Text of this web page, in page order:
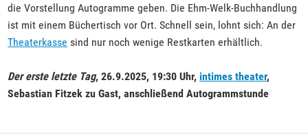
die Vorstellung Autogramme geben. Die Ehm-Welk-Buchhandlung
ist mit einem Büchertisch vor Ort. Schnell sein, lohnt sich: An der
Theaterkasse sind nur noch wenige Restkarten erhältlich.
Der erste letzte Tag, 26.9.2025, 19:30 Uhr,intimes theater,
Sebastian Fitzek zu Gast, anschließend Autogrammstunde